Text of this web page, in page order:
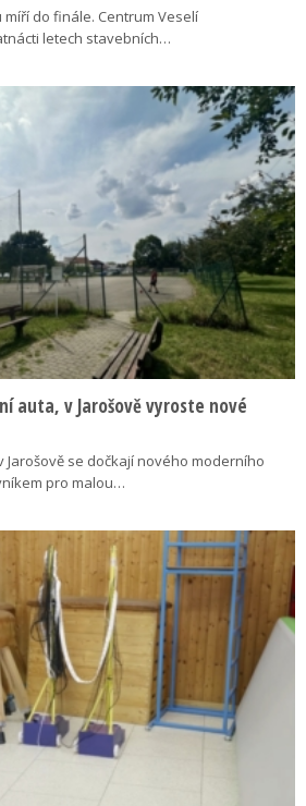
do finále. Centrum Veselí
letech stavebních…
auta, v Jarošově vyroste nové
Jarošově se dočkají nového moderního
pro malou…